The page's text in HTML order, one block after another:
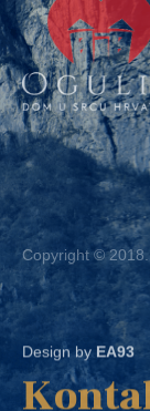
Copyright ©
Design by EA93